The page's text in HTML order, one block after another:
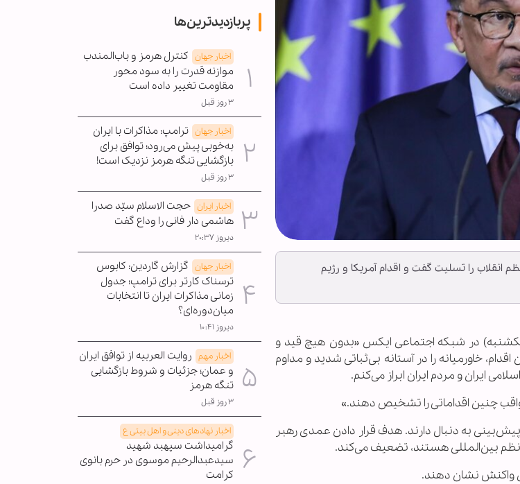
انقلاب را تسلیت گفت و اقدام آمریکا و رژیم
(یکشنبه) در شبکه اجتماعی ایکس «بدون هیچ قید و
خاورمیانه را در آستانه بی‌ثباتی شدید و مداوم
ایران و مردم ایران ابراز می‌کنم.
چنین اقداماتی را تشخیص دهند.»
به دنبال دارند. هدف قرار دادن عمدی رهبر
نظم بین‌المللی هستند، تضعیف می‌کند.
واکنش نشان دهند.
پربازدیدترین‌ها
اخبار جهان کنترل هرمز و باب‌المندب
موازنه قدرت را به سود محور
مقاومت تغییر داده است
۳ روز قبل
اخبار جهان ترامپ: مذاکرات با ایران
به‌خوبی پیش می‌رود؛ توافق برای
بازگشایی تنگه هرمز نزدیک است!
۳ روز قبل
اخبار ایران حجت الاسلام سیّد صدرا
هاشمی دار فانی را وداع گفت
دیروز ۲۰:۳۷
اخبار جهان گزارش گاردین: کابوس
ترسناک کارتر برای ترامپ؛ جدول
زمانی مذاکرات ایران تا انتخابات
میان‌دوره‌ای؟
دیروز ۱۰:۴۱
اخبار مهم روایت العربیه از توافق ایران
و عمان؛ جزئیات و شروط بازگشایی
تنگه هرمز
۳ روز قبل
اخبار نهادهای دینی و اهل بیتی ع
گرامیداشت سپهبد شهید
سیدعبدالرحیم موسوی در حرم بانوی
کرامت